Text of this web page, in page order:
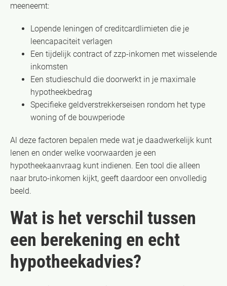
meeneemt:
Lopende leningen of creditcardlimieten die je
leencapaciteit verlagen
Een tijdelijk contract of zzp-inkomen met wisselende
inkomsten
Een studieschuld die doorwerkt in je maximale
hypotheekbedrag
Specifieke geldverstrekkerseisen rondom het type
woning of de bouwperiode
Al deze factoren bepalen mede wat je daadwerkelijk kunt
lenen en onder welke voorwaarden je een
hypotheekaanvraag kunt indienen. Een tool die alleen
naar bruto-inkomen kijkt, geeft daardoor een onvolledig
beeld.
Wat is het verschil tussen
een berekening en echt
hypotheekadvies?